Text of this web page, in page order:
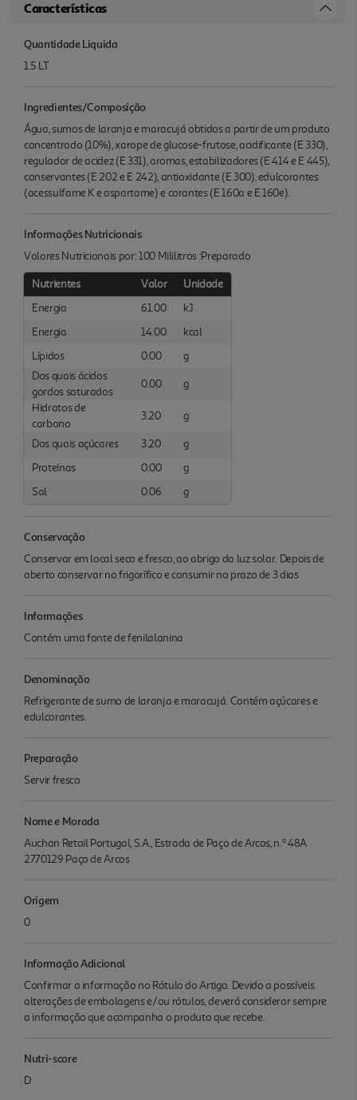
Características
Quantidade Liquida
1.5 LT
Ingredientes/Composição
Água, sumos de laranja e maracujá obtidos a partir de um produto
concentrado (10%), xarope de glucose-frutose, acidificante (E 330),
regulador de acidez (E 331), aromas, estabilizadores (E 414 e E 445),
conservantes (E 202 e E 242), antioxidante (E 300), edulcorantes
(acessulfame K e aspartame) e corantes (E 160a e E 160e).
Informações Nutricionais
Valores Nutricionais por: 100 Mililitros :Preparado
Nutrientes Valor
Unidade
Energia
61.00
kJ
Energia
14.00
kcal
Lípidos
0.00
g
Dos quais ácidos
gordos saturados
0.00
g
Hidratos de
carbono
3.20 g
Dos quais açúcares 3.20
g
Proteínas
0.00
g
Sal
0.06 g
Conservação
Conservar em local seco e fresco, ao abrigo da luz solar. Depois de
aberto conservar no frigorífico e consumir no prazo de 3 dias
Informações
Contém uma fonte de fenilalanina
Denominação
Refrigerante de sumo de laranja e maracujá. Contém açúcares e
edulcorantes.
Preparação
Servir fresco
Nome e Morada
Auchan Retail Portugal, S.A., Estrada de Paço de Arcos, n.º 48A
2770129 Paço de Arcos
Origem
0
Informação Adicional
Confirmar a informação no Rótulo do Artigo. Devido a possíveis
alterações de embalagens e/ou rótulos, deverá considerar sempre
a informação que acompanha o produto que recebe.
Nutri-score
D